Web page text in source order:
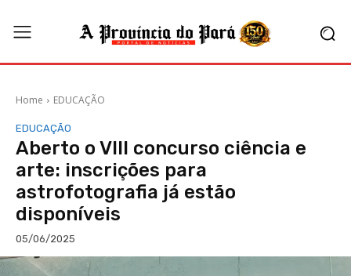
Home EDUCAÇÃO
EDUCAÇÃO
Aberto o VIII concurso ciência e
arte: inscrições para
astrofotografia já estão
disponíveis
05/06/2025